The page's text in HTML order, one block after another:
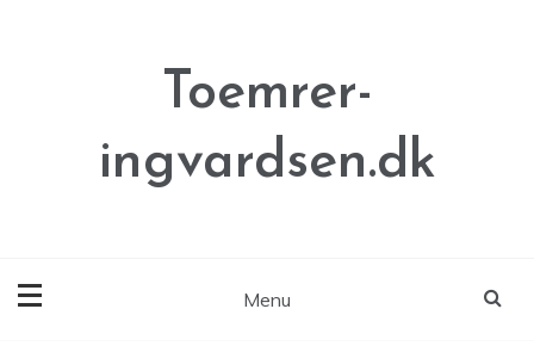
Toemrer-
ingvardsen.dk
Menu